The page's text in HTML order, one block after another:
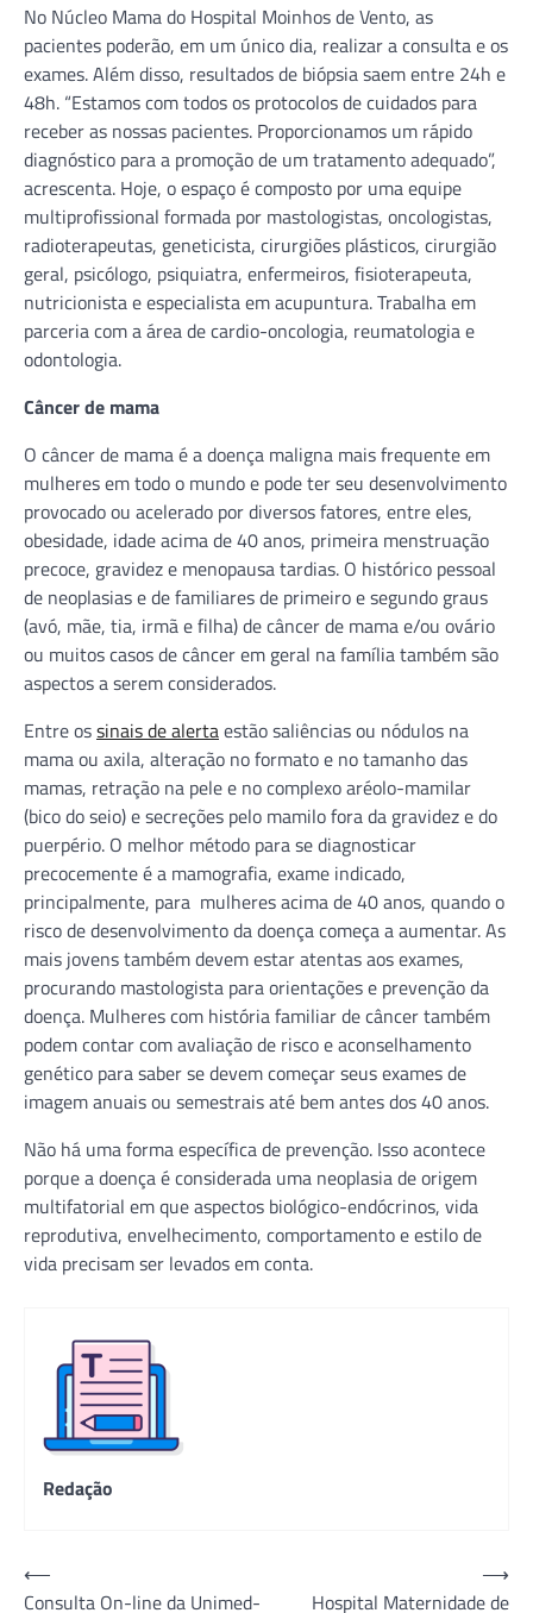
No Núcleo Mama do Hospital Moinhos de Vento, as
pacientes poderão, em um único dia, realizar a consulta e os
exames. Além disso, resultados de biópsia saem entre 24h e
48h. “Estamos com todos os protocolos de cuidados para
receber as nossas pacientes. Proporcionamos um rápido
diagnóstico para a promoção de um tratamento adequado”,
acrescenta. Hoje, o espaço é composto por uma equipe
multiprofissional formada por mastologistas, oncologistas,
radioterapeutas, geneticista, cirurgiões plásticos, cirurgião
geral, psicólogo, psiquiatra, enfermeiros, fisioterapeuta,
nutricionista e especialista em acupuntura. Trabalha em
parceria com a área de cardio-oncologia, reumatologia e
odontologia.
Câncer de mama
O câncer de mama é a doença maligna mais frequente em
mulheres em todo o mundo e pode ter seu desenvolvimento
provocado ou acelerado por diversos fatores, entre eles,
obesidade, idade acima de 40 anos, primeira menstruação
precoce, gravidez e menopausa tardias. O histórico pessoal
de neoplasias e de familiares de primeiro e segundo graus
(avó, mãe, tia, irmã e filha) de câncer de mama e/ou ovário
ou muitos casos de câncer em geral na família também são
aspectos a serem considerados.
Entre ossinais de alertaestão saliências ou nódulos na
mama ou axila, alteração no formato e no tamanho das
mamas, retração na pele e no complexo aréolo-mamilar
(bico do seio) e secreções pelo mamilo fora da gravidez e do
puerpério. O melhor método para se diagnosticar
precocemente é a mamografia, exame indicado,
principalmente, para mulheres acima de 40 anos, quando o
risco de desenvolvimento da doença começa a aumentar. As
mais jovens também devem estar atentas aos exames,
procurando mastologista para orientações e prevenção da
doença. Mulheres com história familiar de câncer também
podem contar com avaliação de risco e aconselhamento
genético para saber se devem começar seus exames de
imagem anuais ou semestrais até bem antes dos 40 anos.
Não há uma forma específica de prevenção. Isso acontece
porque a doença é considerada uma neoplasia de origem
multifatorial em que aspectos biológico-endócrinos, vida
reprodutiva, envelhecimento, comportamento e estilo de
vida precisam ser levados em conta.
Redação
Navegação
⟵
Consulta On-line da Unimed-
Hospital Maternidade de
⟶